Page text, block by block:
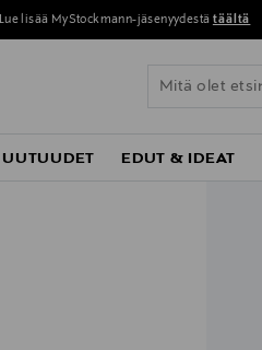
Lue lisää MyStockmann-jäsenyydestä täältä
UUTUUDET EDUT & IDEAT